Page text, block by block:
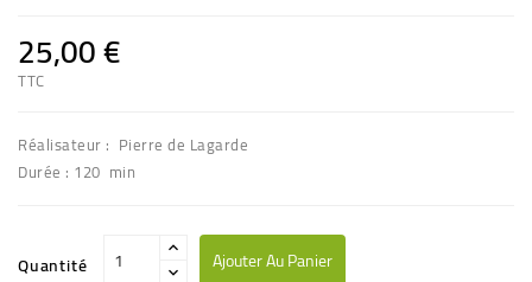
25,00 €
TTC
Réalisateur : Pierre de Lagarde
Durée : 120 min
Quantité Ajouter Au Panier